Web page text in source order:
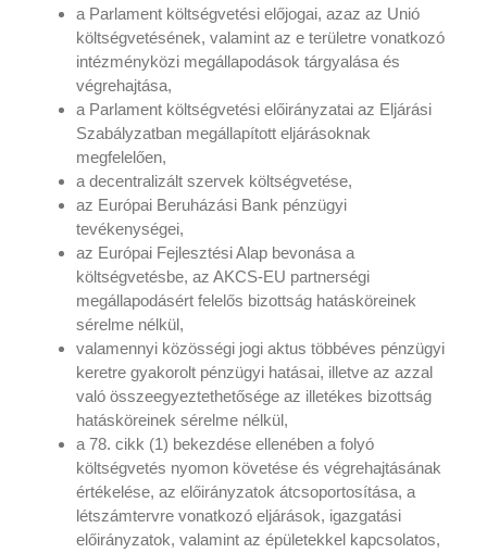
a Parlament költségvetési előjogai, azaz az Unió
költségvetésének, valamint az e területre vonatkozó
intézményközi megállapodások tárgyalása és
végrehajtása,
a Parlament költségvetési előirányzatai az Eljárási
Szabályzatban megállapított eljárásoknak
megfelelően,
a decentralizált szervek költségvetése,
az Európai Beruházási Bank pénzügyi
tevékenységei,
az Európai Fejlesztési Alap bevonása a
költségvetésbe, az AKCS-EU partnerségi
megállapodásért felelős bizottság hatásköreinek
sérelme nélkül,
valamennyi közösségi jogi aktus többéves pénzügyi
keretre gyakorolt pénzügyi hatásai, illetve az azzal
való összeegyeztethetősége az illetékes bizottság
hatásköreinek sérelme nélkül,
a 78. cikk (1) bekezdése ellenében a folyó
költségvetés nyomon követése és végrehajtásának
értékelése, az előirányzatok átcsoportosítása, a
létszámtervre vonatkozó eljárások, igazgatási
előirányzatok, valamint az épületekkel kapcsolatos,